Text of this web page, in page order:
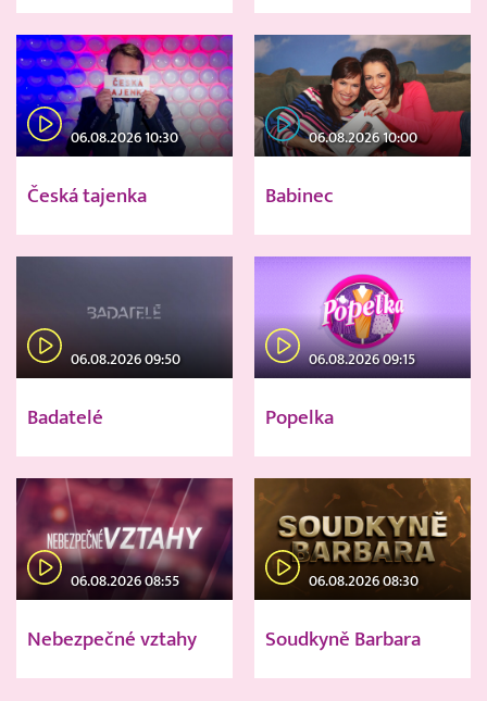
06.08.2026 10:30
Česká tajenka
06.08.2026 10:00
Babinec
06.08.2026 09:50
Badatelé
06.08.2026 09:15
Popelka
06.08.2026 08:55
Nebezpečné vztahy
06.08.2026 08:30
Soudkyně Barbara